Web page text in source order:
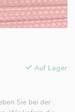
Auf Lager
Sie bei der